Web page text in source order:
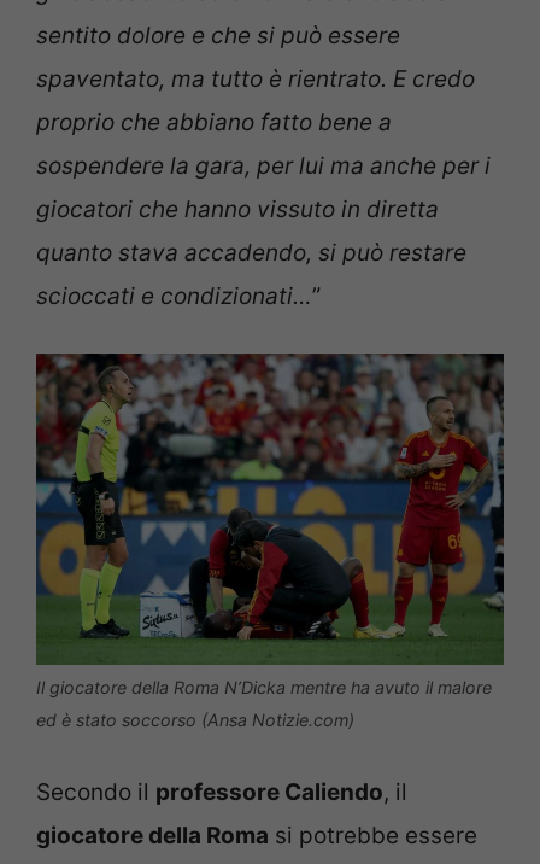
sentito dolore e che si può essere
spaventato, ma tutto è rientrato. E credo
proprio che abbiano fatto bene a
sospendere la gara, per lui ma anche per i
giocatori che hanno vissuto in diretta
quanto stava accadendo, si può restare
scioccati e condizionati…”
Il giocatore della Roma N’Dicka mentre ha avuto il malore
ed è stato soccorso (Ansa Notizie.com)
Secondo il professore Caliendo, il
giocatore della Roma si potrebbe essere